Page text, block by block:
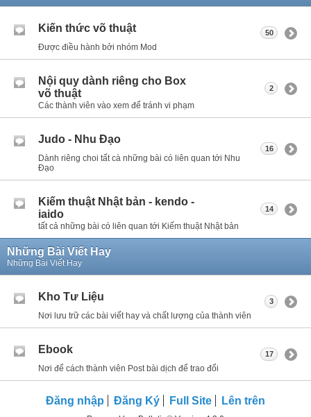
Kiến thức võ thuật
Được điều hành bởi nhóm Mod
50
Nội quy dành riêng cho Box
võ thuật
Các thành viên vào xem để tránh vi phạm
2
Judo - Nhu Đạo
Dành riêng choi tất cà những bài có liên quan tới Nhu
Đạo
16
Kiếm thuật Nhật bản - kendo -
iaido
tất cả những bài có liên quan tới Kiếm thuật Nhật bản
14
Những Bài Viết Hay
Những Bài Viết Hay
Kho Tư Liệu
Nơi lưu trữ các bài viết hay và chất lượng của thành viên
3
Ebook
Nơi để cách thành viên Post bài dịch để trao đổi
17
Đăng nhập Đăng Ký Full Site Lên trên